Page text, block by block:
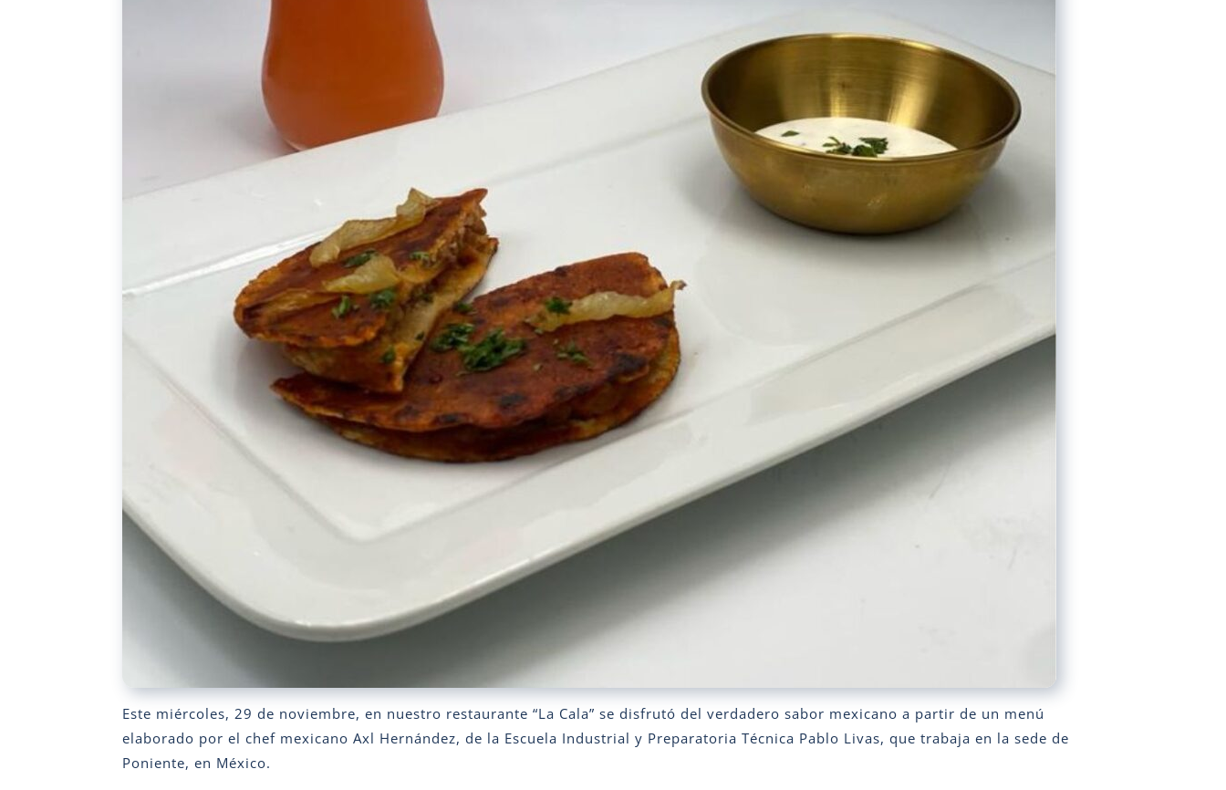
Este miércoles, 29 de noviembre, en nuestro restaurante “La Cala” se disfrutó del verdadero sabor mexicano a partir de un menú
elaborado por el chef mexicano Axl Hernández, de la Escuela Industrial y Preparatoria Técnica Pablo Livas, que trabaja en la sede de
Poniente, en México.